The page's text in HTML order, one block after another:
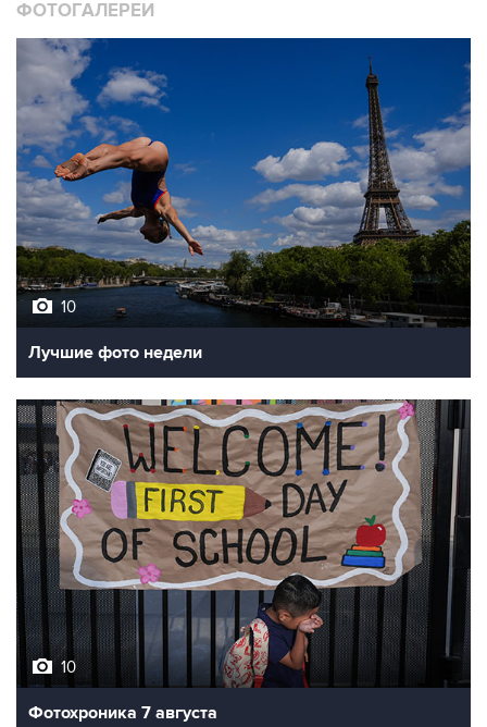
ФОТОГАЛЕРЕИ
10
Лучшие фото недели
10
Фотохроника 7 августа